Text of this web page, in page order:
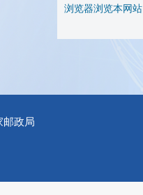
浏览器浏览本网站
邮政局